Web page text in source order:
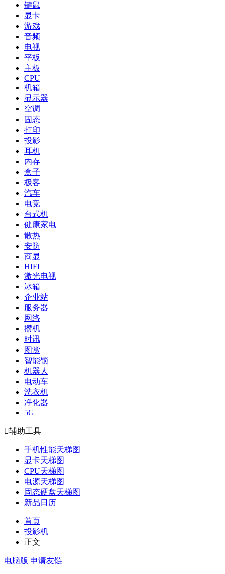
键鼠
显卡
游戏
音频
电视
平板
主板
CPU
机箱
显示器
空调
固态
打印
投影
耳机
内存
盒子
极客
汽车
电竞
台式机
健康家电
散热
安防
商显
HIFI
激光电视
冰箱
企业站
服务器
网络
攒机
时讯
图赏
智能锁
机器人
电动车
洗衣机
净化器
5G
辅助工具
手机性能天梯图
显卡天梯图
CPU天梯图
电源天梯图
固态硬盘天梯图
新品日历
首页
投影机
正文
电脑版 申请友链